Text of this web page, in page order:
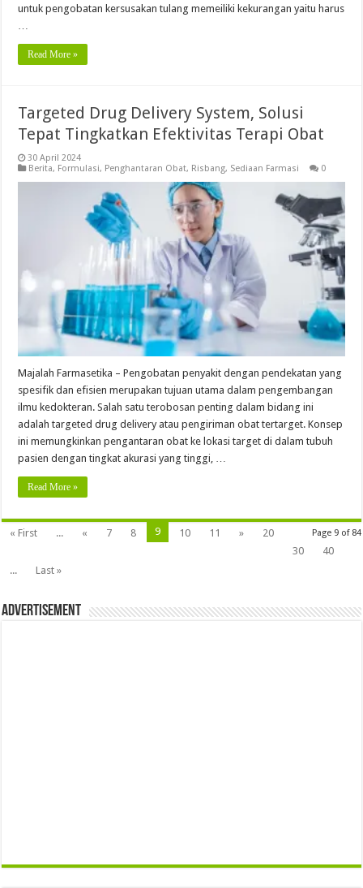
untuk pengobatan kersusakan tulang memeiliki kekurangan yaitu harus
…
Read More »
Targeted Drug Delivery System, Solusi
Tepat Tingkatkan Efektivitas Terapi Obat
30 April 2024
Berita, Formulasi, Penghantaran Obat, Risbang, Sediaan Farmasi 0
Majalah Farmasetika – Pengobatan penyakit dengan pendekatan yang
spesifik dan efisien merupakan tujuan utama dalam pengembangan
ilmu kedokteran. Salah satu terobosan penting dalam bidang ini
adalah targeted drug delivery atau pengiriman obat tertarget. Konsep
ini memungkinkan pengantaran obat ke lokasi target di dalam tubuh
pasien dengan tingkat akurasi yang tinggi, …
Read More »
Page 9 of 84
« First ... « 7 8 9 10 11 »
20
30
40
...
Last »
Advertisement